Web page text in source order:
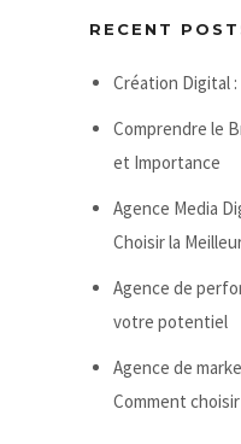
RECENT
Création Digital
Comprendre le
et Importance
Agence Media
Choisir la
Agence de
votre potentiel
Agence de
Comment